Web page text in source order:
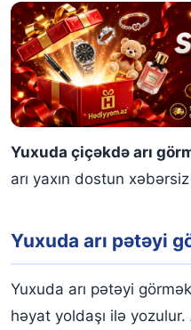
Yuxuda çiçəkdə arı
arı yaxın dostun
Yuxuda arı pətəyi
Yuxuda arı pətəyi
həyat yoldaşı ilə